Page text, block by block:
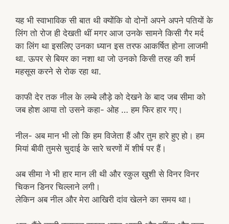
यह भी स्वाभाविक सी बात थी क्योंकि वो दोनों अपने अपने पतियों के
लिंग तो रोज ही देखती थीं मगर आज उनके सामने किसी गैर मर्द
का लिंग था इसलिए उनका ध्यान इस तरफ आकर्षित होना लाजमी
था. ऊपर से बियर का नशा था जो उनको किसी तरह की शर्म
महसूस करने से रोक रहा था.
काफी देर तक नील के लम्बे लौड़े को देखने के बाद जब सीमा को
जब होश आया तो उसने कहा- ओह … हम फिर हार गए।
नील- अब मान भी लो कि हम विजेता हैं और तुम हारे हुए हो। हम
मियां बीवी तुमसे चुदाई के सारे चरणों में शीर्ष पर हैं।
अब सीमा ने भी हार मान ली थी और रकुल खुशी से विनर विनर
चिकन डिनर चिल्लाने लगी।
लेकिन अब नील और मेरा आखिरी दांव खेलने का समय था।